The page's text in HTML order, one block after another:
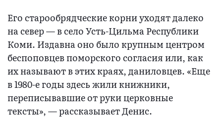
Его старообрядческие корни уходят далеко
на север — в село Усть-Цильма Республики
Коми. Издавна оно было крупным центром
беспоповцев поморского согласия или, как
их называют в этих краях, даниловцев. «Еще
в 1980-е годы здесь жили книжники,
переписывавшие от руки церковные
тексты», — рассказывает Денис.